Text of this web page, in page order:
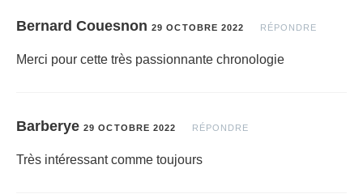
Bernard Couesnon 29 OCTOBRE 2022 RÉPONDRE
Merci pour cette très passionnante chronologie
Barberye 29 OCTOBRE 2022 RÉPONDRE
Très intéressant comme toujours